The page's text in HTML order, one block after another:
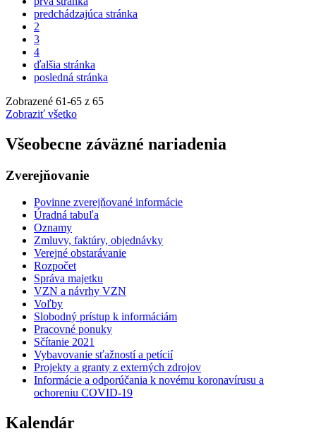
predchádzajúca stránka
2
3
4
ďalšia stránka
posledná stránka
Zobrazené 61-65 z 65
Zobraziť všetko
Všeobecne záväzné nariadenia
Zverejňovanie
Povinne zverejňované informácie
Úradná tabuľa
Oznamy
Zmluvy, faktúry, objednávky
Verejné obstarávanie
Rozpočet
Správa majetku
VZN a návrhy VZN
Voľby
Slobodný prístup k informáciám
Pracovné ponuky
Sčítanie 2021
Vybavovanie sťažností a petícií
Projekty a granty z externých zdrojov
Informácie a odporúčania k novému koronavírusu a
ochoreniu COVID-19
Kalendár